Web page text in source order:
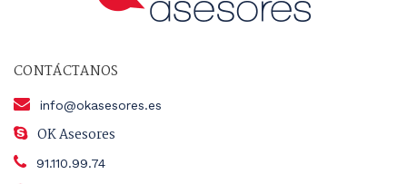
CONTÁCTANOS
info@okasesores.es
OK Asesores
91.110.99.74